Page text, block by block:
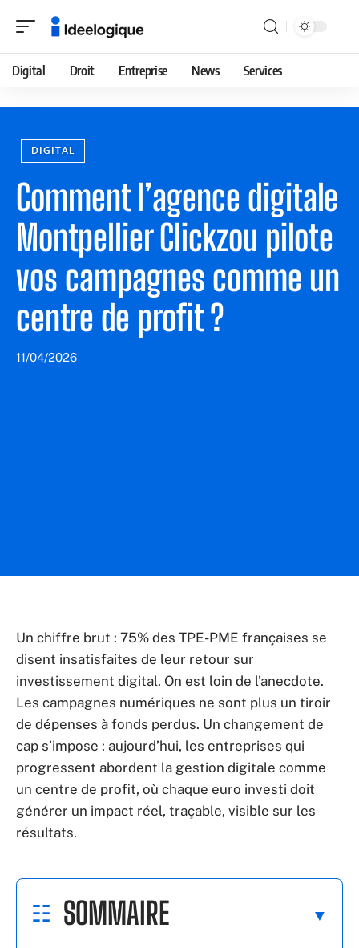
Digital Droit Entreprise News Services
DIGITAL
Comment l’agence digitale
Montpellier Clickzou pilote
vos campagnes comme un
centre de profit ?
11/04/2026
Un chiffre brut : 75% des TPE-PME françaises se
disent insatisfaites de leur retour sur
investissement digital. On est loin de l’anecdote.
Les campagnes numériques ne sont plus un tiroir
de dépenses à fonds perdus. Un changement de
cap s’impose : aujourd’hui, les entreprises qui
progressent abordent la gestion digitale comme
un centre de profit, où chaque euro investi doit
générer un impact réel, traçable, visible sur les
résultats.
SOMMAIRE